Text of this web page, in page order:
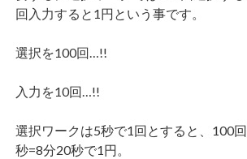
回入力すると1円という事です。
選択を100回…!!
入力を10回…!!
選択ワークは5秒で1回とすると、100
秒=8分20秒で1円。